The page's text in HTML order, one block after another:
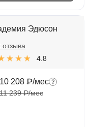
Эдюсон
4.8
отзыва
10 208 ₽/мес
11 239 ₽/мес